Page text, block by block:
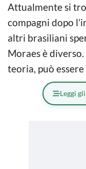
Attualmente si
compagni dopo
altri brasiliani
Moraes è
teoria, può
Leggi